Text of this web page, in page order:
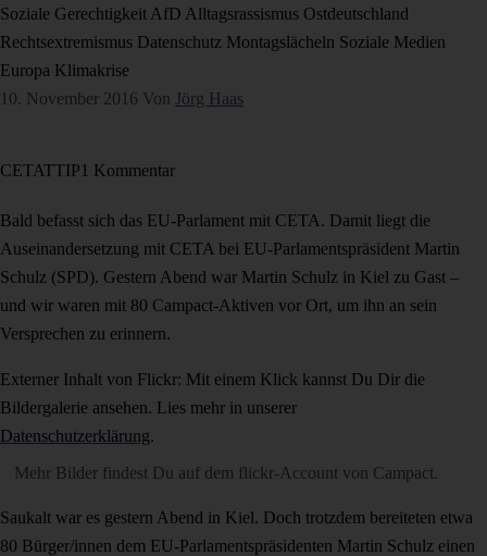
Soziale Gerechtigkeit AfD Alltagsrassismus Ostdeutschland
Rechtsextremismus Datenschutz Montagslächeln Soziale Medien
Europa Klimakrise
10. November 2016 Von Jörg Haas
CETATTIP1 Kommentar
Bald befasst sich das EU-Parlament mit CETA. Damit liegt die
Auseinandersetzung mit CETA bei EU-Parlamentspräsident Martin
Schulz (SPD). Gestern Abend war Martin Schulz in Kiel zu Gast –
und wir waren mit 80 Campact-Aktiven vor Ort, um ihn an sein
Versprechen zu erinnern.
Externer Inhalt von Flickr: Mit einem Klick kannst Du Dir die
Bildergalerie ansehen. Lies mehr in unserer
Datenschutzerklärung.
Mehr Bilder findest Du auf dem flickr-Account von Campact.
Saukalt war es gestern Abend in Kiel. Doch trotzdem bereiteten etwa
80 Bürger/innen dem EU-Parlamentspräsidenten Martin Schulz einen